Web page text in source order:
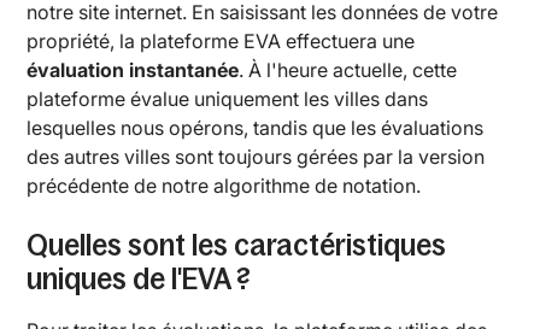
notre site internet. En saisissant les données de votre
propriété, la plateforme EVA effectuera une
évaluation instantanée. À l'heure actuelle, cette
plateforme évalue uniquement les villes dans
lesquelles nous opérons, tandis que les évaluations
des autres villes sont toujours gérées par la version
précédente de notre algorithme de notation.
Quelles sont les caractéristiques
uniques de l'EVA ?